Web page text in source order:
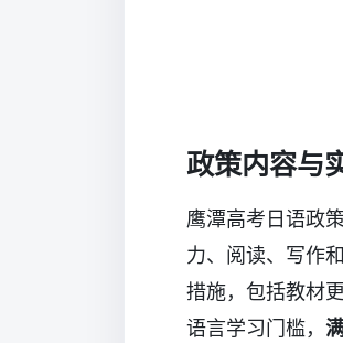
政策内容与
鹰潭高考日语政
力、阅读、写作
措施，包括教材
语言学习门槛，